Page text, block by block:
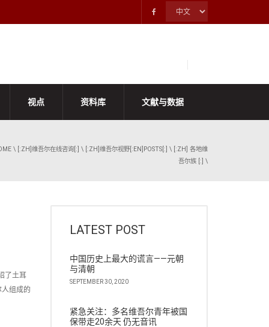
视点 资料库 文献与数据
\ [:ZH]维吾尔在线咨询[:] \ [:ZH]维吾尔视野[:EN]POSTS[:] \ [:ZH] 各地维
吾尔族 [:] \
了土耳
组成的
LATEST POST
中国历史上最大的谎言——元朝
与清朝
SEPTEMBER 30, 2020
紧急关注：多名维吾尔青年被国
保带走20余天 仍无音讯